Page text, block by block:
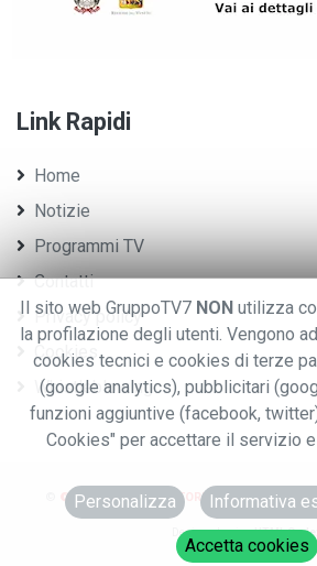
Link Rapidi
Home
Notizie
Programmi TV
Contatti
Privacy policy
Cookies
Whistleblowing
© 2020 GRUPPO EDITORIALE TV7..TUTTI I
0076970028
Designed usingHTML Codex
Il sito web GruppoTV7 NON utilizza
la profilazione degli utenti. Vengono
cookies tecnici e cookies di terze
(google analytics), pubblicitari
funzioni aggiuntive (facebook,
Cookies" per accettare il servizio
Personalizza Informativa
Accetta cookies